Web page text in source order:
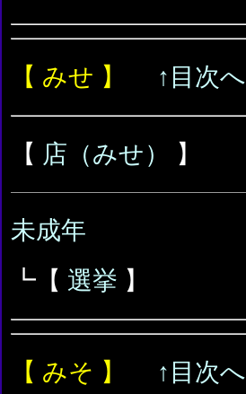
【 みせ 】 ↑目次へ
【 店（みせ） 】
未成年
┗【 選挙 】
【 みそ 】 ↑目次へ